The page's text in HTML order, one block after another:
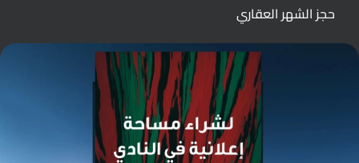
حجز الشهر العقاري